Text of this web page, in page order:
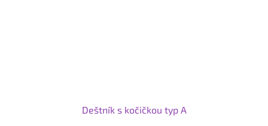
Deštník s kočičkou typ A